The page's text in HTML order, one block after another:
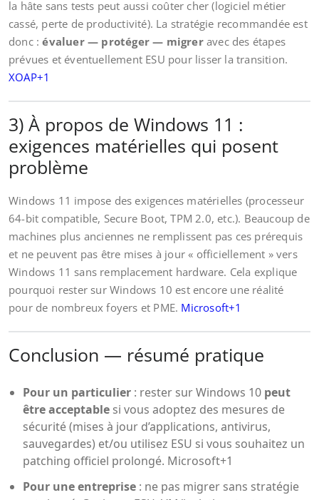
la hâte sans tests peut aussi coûter cher (logiciel métier
cassé, perte de productivité). La stratégie recommandée est
donc :évaluer — protéger — migreravec des étapes
prévues et éventuellement ESU pour lisser la transition.
XOAP+1
3) À propos de Windows 11 :
exigences matérielles qui posent
problème
Windows 11 impose des exigences matérielles (processeur
64-bit compatible, Secure Boot, TPM 2.0, etc.). Beaucoup de
machines plus anciennes ne remplissent pas ces prérequis
et ne peuvent pas être mises à jour « officiellement » vers
Windows 11 sans remplacement hardware. Cela explique
pourquoi rester sur Windows 10 est encore une réalité
pour de nombreux foyers et PME. Microsoft+1
Conclusion — résumé pratique
Pour un particulier : rester sur Windows 10 peut
être acceptable si vous adoptez des mesures de
sécurité (mises à jour d’applications, antivirus,
sauvegardes) et/ou utilisez ESU si vous souhaitez un
patching officiel prolongé. Microsoft+1
Pour une entreprise : ne pas migrer sans stratégie